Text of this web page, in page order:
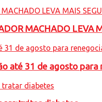
MACHADO
até 31 de agosto para